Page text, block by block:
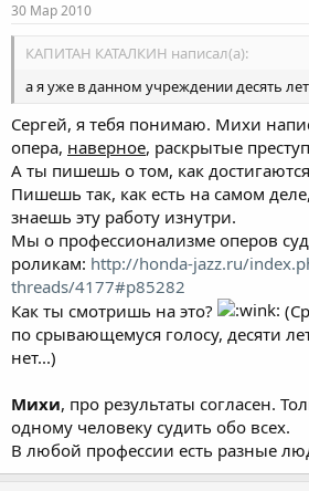
30 Мар 2010
КАПИТАН КАТАЛКИН написал(а):
а я уже в данном учреждении десять
Сергей, я тебя понимаю. Михи
опера, наверное, раскрытые
А ты пишешь о том, как достигаются
Пишешь так, как есть на самом
знаешь эту работу изнутри.
Мы о профессионализме оперов
роликам: http://honda-jazz.ru/
threads/4177#p85282
Как ты смотришь на это?
по срывающемуся голосу, десяти
нет...)
Михи, про результаты согласен.
одному человеку судить обо всех.
В любой профессии есть разные